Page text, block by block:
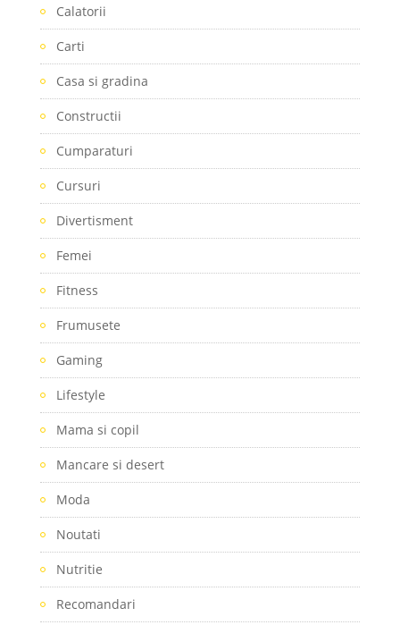
Calatorii
Carti
Casa si gradina
Constructii
Cumparaturi
Cursuri
Divertisment
Femei
Fitness
Frumusete
Gaming
Lifestyle
Mama si copil
Mancare si desert
Moda
Noutati
Nutritie
Recomandari